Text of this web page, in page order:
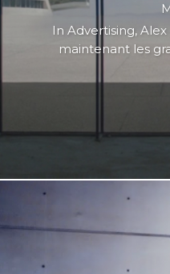
In Advertising, Alex
maintenant les